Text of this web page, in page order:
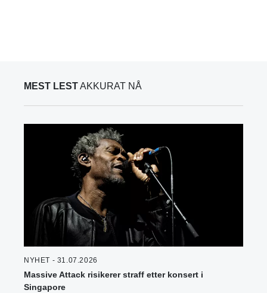
MEST LESTAKKURAT NÅ
NYHET - 31.07.2026
Massive Attack risikerer straff etter konsert i
Singapore